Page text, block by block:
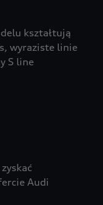
kształtują
wyraziste linie
S line
Audi